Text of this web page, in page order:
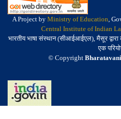
A Project by Ministry of Education,
Central Institute of Indian
भारतीय भाषा संस्थान (सीआईआईएल), मैसूर द्वारा
एक
© Copyright Bharatavani